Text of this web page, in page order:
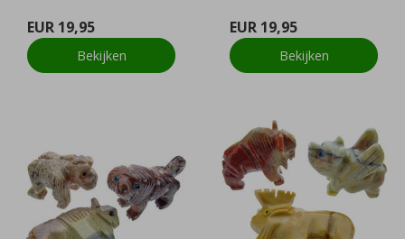
EUR 19,95
Bekijken
EUR 19,95
Bekijken